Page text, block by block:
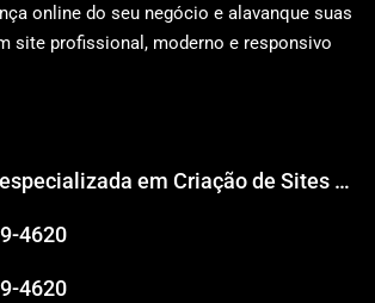
online do seu negócio e alavanque suas
site profissional, moderno e responsivo
Empresa especializada em Criação de Sites em São Paulo
4620
4620